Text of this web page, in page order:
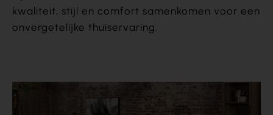
kwaliteit, stijl en comfort samenkomen voor een
onvergetelijke thuiservaring.